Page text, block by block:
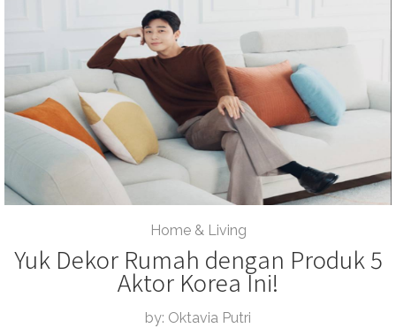
Home & Living
Yuk Dekor Rumah dengan Produk 5
Aktor Korea Ini!
by: Oktavia Putri